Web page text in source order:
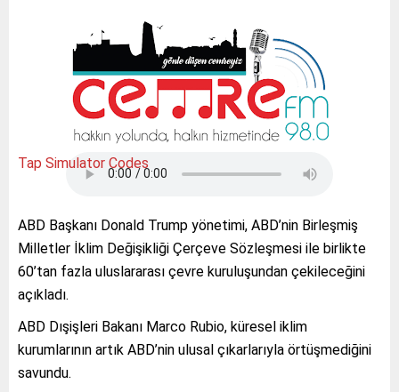
Tap Simulator Codes
ABD Başkanı Donald Trump yönetimi, ABD’nin Birleşmiş
Milletler İklim Değişikliği Çerçeve Sözleşmesi ile birlikte
60’tan fazla uluslararası çevre kuruluşundan çekileceğini
açıkladı.
ABD Dışişleri Bakanı Marco Rubio, küresel iklim
kurumlarının artık ABD’nin ulusal çıkarlarıyla örtüşmediğini
savundu.